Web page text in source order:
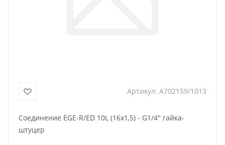
Артикул: A702159/1013
Соединение EGE-R/ED 10L (16x1,5) - G1/4" гайка-
штуцер